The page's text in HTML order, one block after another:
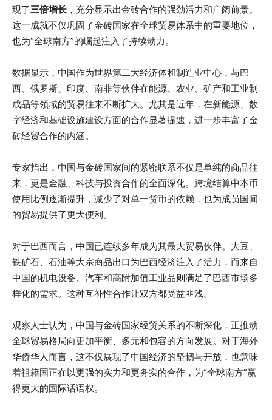
现了三倍增长 ，充分显示出金砖合作的强劲活力和广阔前景。
这一成就不仅巩固了金砖国家在全球贸易体系中的重要地位，
也为“全球南方”的崛起注入了持续动力。
数据显示，中国作为世界第二大经济体和制造业中心，与巴
西、俄罗斯、印度、南非等伙伴在能源、农业、矿产和工业制
成品等领域的贸易往来不断扩大。尤其是近年，在新能源、数
字经济和基础设施建设方面的合作显著提速，进一步丰富了金
砖经贸合作的内涵。
专家指出，中国与金砖国家间的紧密联系不仅是单纯的商品往
来，更是金融、科技与投资合作的全面深化。跨境结算中本币
使用比例逐渐提升，减少了对单一货币的依赖，也为成员国间
的贸易提供了更大便利。
对于巴西而言，中国已连续多年成为其最大贸易伙伴。大豆、
铁矿石、石油等大宗商品出口为巴西经济注入了活力，而来自
中国的机电设备、汽车和高附加值工业品则满足了巴西市场多
样化的需求。这种互补性合作让双方都受益匪浅。
观察人士认为，中国与金砖国家经贸关系的不断深化，正推动
全球贸易格局向更加平衡、多元和包容的方向发展。对于海外
华侨华人而言，这不仅展现了中国经济的坚韧与开放，也意味
着祖籍国正在以更强的实力和更务实的合作，为“全球南方”赢
得更大的国际话语权。